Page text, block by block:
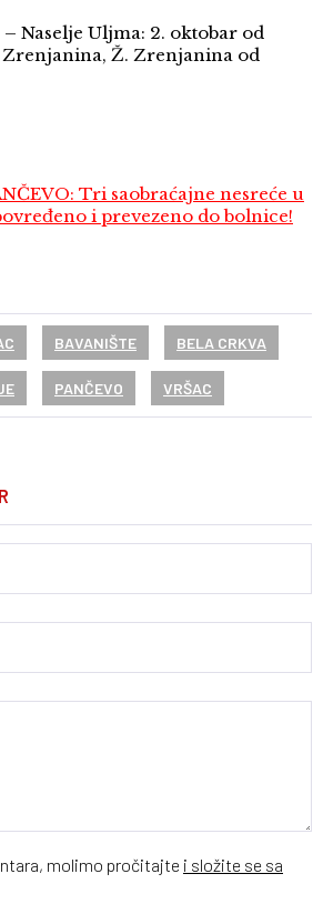
Naselje Uljma: 2. oktobar od
Zrenjanina, Ž. Zrenjanina od
Tri saobraćajne nesreće u
i prevezeno do bolnice!
BAVANIŠTE BELA CRKVA
PANČEVO VRŠAC
molimo pročitajte i složite se sa